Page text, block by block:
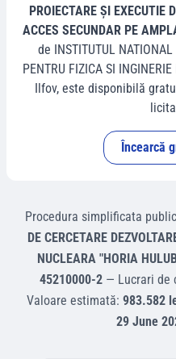
PROIECTARE ȘI EXECUTIE
ACCES SECUNDAR PE
de INSTITUTUL NATIONAL
PENTRU FIZICA SI
Ilfov, este disponibilă
Încearcă
Procedura simplificata
DE CERCETARE
NUCLEARA "HORIA
45210000-2— Lucrari de
Valoare estimată: 983.582
29 June